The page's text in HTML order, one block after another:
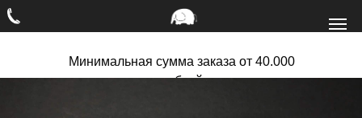
Минимальная сумма заказа от 40.000
рублей